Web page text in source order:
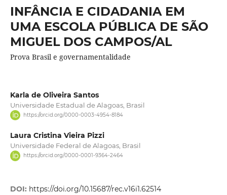
INFÂNCIA E CIDADANIA EM
UMA ESCOLA PÚBLICA DE SÃO
MIGUEL DOS CAMPOS/AL
Prova Brasil e governamentalidade
Karla de Oliveira Santos
Universidade Estadual de Alagoas, Brasil
https://orcid.org/0000-0003-4954-8184
Laura Cristina Vieira Pizzi
Universidade Federal de Alagoas, Brasil
https://orcid.org/0000-0001-9364-2464
DOI: https://doi.org/10.15687/rec.v16i1.62514